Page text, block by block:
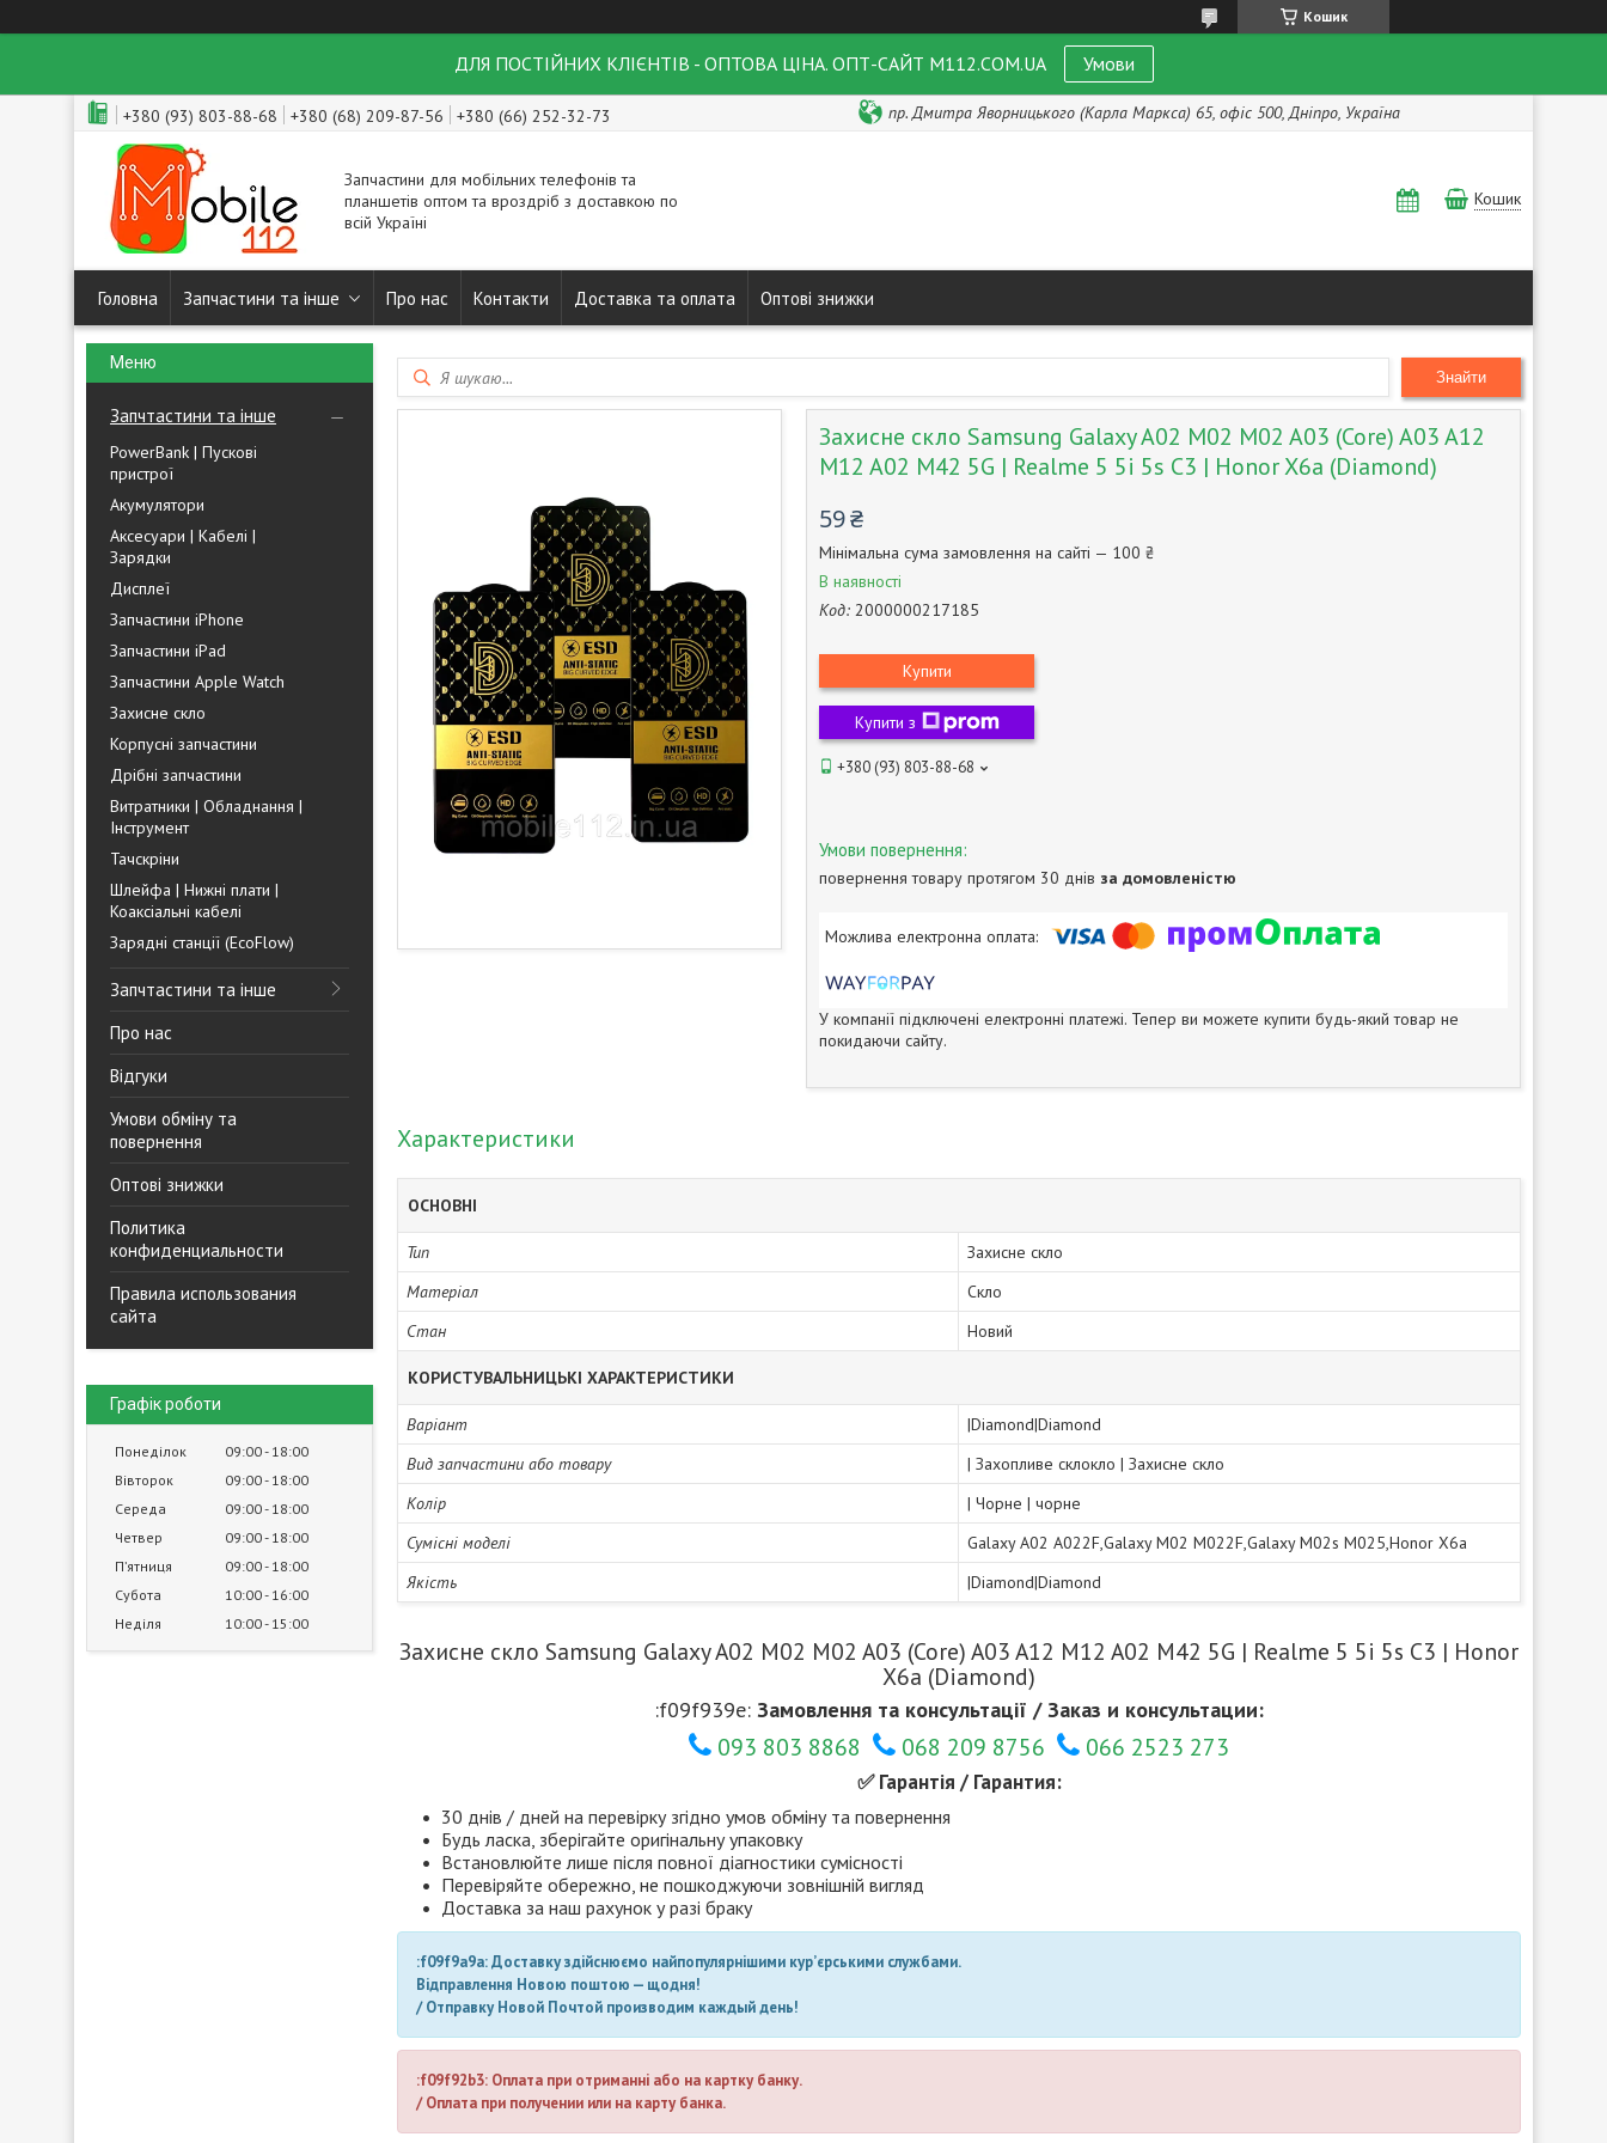
Кошик
ДЛЯ ПОСТІЙНИХ КЛІЄНТІВ - ОПТОВА ЦІНА. ОПТ-САЙТ M112.COM.UA Умови
+380 (93) 803-88-68 +380 (68) 209-87-56 +380 (66) 252-32-73 пр. Дмитра Яворницького (Карла Маркса) 65, офіс 500, Дніпро, Україна
Запчастини для мобільних телефонів та
планшетів оптом та вроздріб з доставкою по
всій Україні
Кошик
Головна Запчастини та інше Про нас Контакти Доставка та оплата Оптові знижки
Запчтастини та інше
PowerBank | Пускові
пристрої
Акумулятори
Аксесуари | Кабелі |
Зарядки
Дисплеї
Запчастини iPhone
Запчастини iPad
Запчастини Apple Watch
Захисне скло
Корпусні запчастини
Дрібні запчастини
Витратники | Обладнання |
Інструмент
Тачскріни
Шлейфа | Нижні плати |
Коаксіальні кабелі
Зарядні станції (EcoFlow)
Запчтастини та інше
Про нас
Відгуки
Умови обміну та
повернення
Оптові знижки
Политика
конфиденциальности
Правила использования
сайта
Графік роботи
Понеділок 09:00 18:00
Вівторок
09:00 18:00
Середа
09:00 18:00
Четвер
09:00 18:00
Пʼятниця
09:00 18:00
Субота
10:00 16:00
Неділя
10:00 15:00
Знайти
Захисне скло Samsung Galaxy A02 M02 M02 A03 (Core) A03 A12
M12 A02 M42 5G | Realme 5 5i 5s C3 | Honor X6a (Diamond)
59 ₴
Мінімальна сума замовлення на сайті — 100 ₴
В наявності
Код: 2000000217185
Купити
Купити з
+380 (93) 803-88-68
повернення товару протягом 30 днів за домовленістю
У компанії підключені електронні платежі. Тепер ви можете купити будь-який товар не
покидаючи сайту.
Характеристики
ОСНОВНІ
Тип
Захисне скло
Матеріал
Скло
Стан
Новий
КОРИСТУВАЛЬНИЦЬКІ ХАРАКТЕРИСТИКИ
Варіант
|Diamond|Diamond
Вид запчастини або товару
| Захопливе склокло | Захисне скло
Колір
| Чорне | чорне
Сумісні моделі
Galaxy A02 A022F,Galaxy M02 M022F,Galaxy M02s M025,Honor X6a
Якість
|Diamond|Diamond
Захисне скло Samsung Galaxy A02 M02 M02 A03 (Core) A03 A12 M12 A02 M42 5G | Realme 5 5i 5s C3 | Honor
X6a (Diamond)
:f09f939e: Замовлення та консультації / Заказ и консультации:
093 803 8868 068 209 8756 066 2523 273
✅ Гарантія / Гарантия:
30 днів / дней на перевірку згідно умов обміну та повернення
Будь ласка, зберігайте оригінальну упаковку
Встановлюйте лише після повної діагностики сумісності
Перевіряйте обережно, не пошкоджуючи зовнішній вигляд
Доставка за наш рахунок у разі браку
:f09f9a9a: Доставку здійснюємо найпопулярнішими кур’єрськими службами.
Відправлення Новою поштою — щодня!
/ Отправку Новой Почтой производим каждый день!
:f09f92b3: Оплата при отриманні або на картку банку.
/ Оплата при получении или на карту банка.